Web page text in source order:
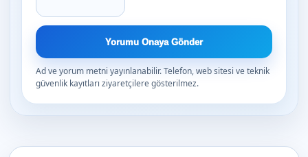
Yorumu Onaya Gönder
Ad ve yorum metni yayınlanabilir. Telefon, web sitesi ve teknik
güvenlik kayıtları ziyaretçilere gösterilmez.